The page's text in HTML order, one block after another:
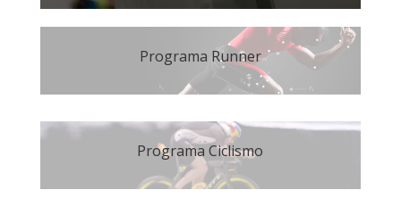
Programa Runner
Programa Ciclismo